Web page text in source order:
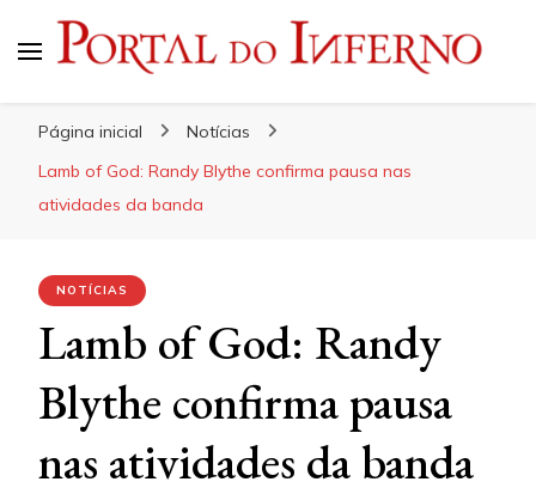
Página inicial
Notícias
Lamb of God: Randy Blythe confirma pausa nas
atividades da banda
NOTÍCIAS
Lamb of God: Randy
Blythe confirma pausa
nas atividades da banda